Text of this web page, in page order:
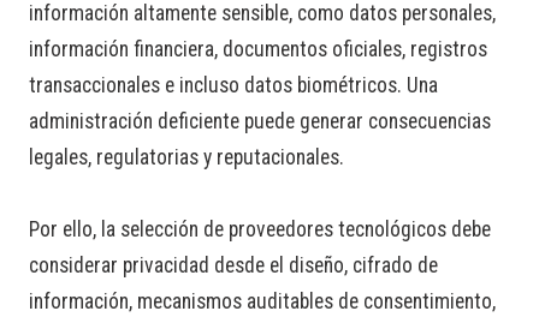
información altamente sensible, como datos personales,
información financiera, documentos oficiales, registros
transaccionales e incluso datos biométricos. Una
administración deficiente puede generar consecuencias
legales, regulatorias y reputacionales.
Por ello, la selección de proveedores tecnológicos debe
considerar privacidad desde el diseño, cifrado de
información, mecanismos auditables de consentimiento,